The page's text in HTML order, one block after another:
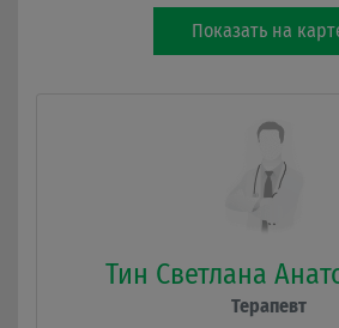
Тин Светлана
Терапевт
Показать на